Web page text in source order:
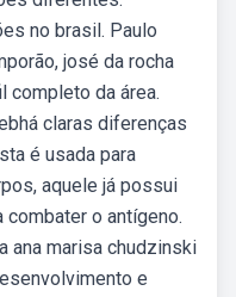
no brasil. Paulo
josé da rocha
completo da área.
claras diferenças
é usada para
aquele já possui
o antígeno.
ana marisa chudzinski
e